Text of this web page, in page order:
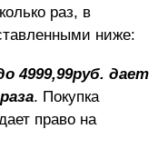
раз, в
ниже:
4999,99руб. дает
. Покупка
право на